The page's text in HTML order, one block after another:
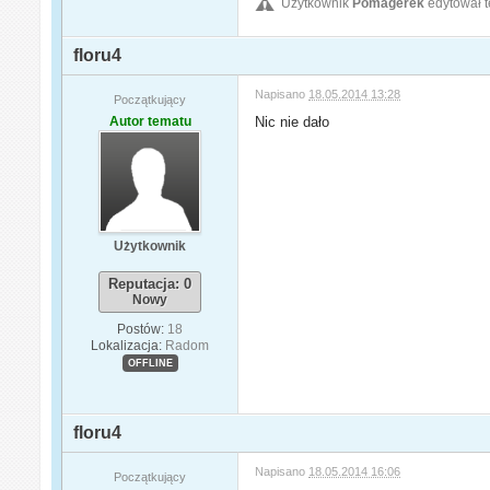
floru4
Początkujący
Autor tematu
Użytkownik
Reputacja: 0
Nowy
Postów: 18
Lokalizacja: Radom
OFFLINE
Napisano 18.05.2014 13:28
Nic nie dało
floru4
Początkujący Napisano 18.05.2014 16:06